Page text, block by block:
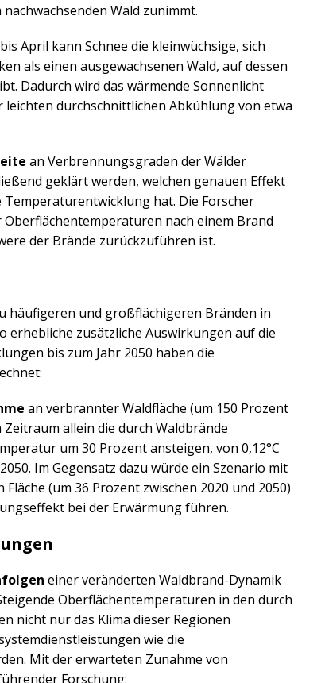
Wald zunimmt.
April kann Schnee die kleinwüchsige, sich
als einen ausgewachsenen Wald, auf dessen
Dadurch wird das wärmende Sonnenlicht
durchschnittlichen Abkühlung von etwa
an Verbrennungsgraden der Wälder
geklärt werden, welchen genauen Effekt
hat. Die Forscher
nach einem Brand
der Brände zurückzuführen ist.
häufigeren und großflächigeren Bränden in
erhebliche zusätzliche Auswirkungen auf die
bis zum Jahr 2050 haben die
an verbrannter Waldfläche (um 150 Prozent
allein die durch Waldbrände
um 30 Prozent ansteigen, von 0,12°C
Im Gegensatz dazu würde ein Szenario mit
(um 36 Prozent zwischen 2020 und 2050)
bei der Erwärmung führen.
einer veränderten Waldbrand-Dynamik
Oberflächentemperaturen in den durch
nicht nur das Klima dieser Regionen
wie die
Mit der erwarteten Zunahme von
Forschung: